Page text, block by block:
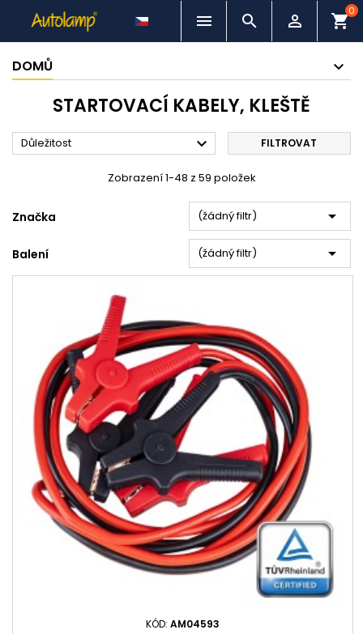
   shopping_cart
0
DOMŮ
STARTOVACÍ KABELY, KLEŠTĚ
Důležitost  FILTROVAT
Zobrazení 1-48 z 59 položek
Značka (žádný filtr) 
Balení (žádný filtr) 
KÓD: AM04593